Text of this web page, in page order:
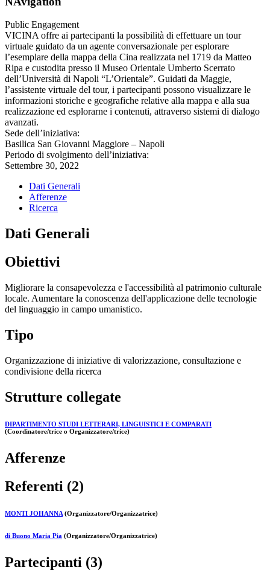
Public Engagement
VICINA offre ai partecipanti la possibilità di effettuare un tour
virtuale guidato da un agente conversazionale per esplorare
l’esemplare della mappa della Cina realizzata nel 1719 da Matteo
Ripa e custodita presso il Museo Orientale Umberto Scerrato
dell’Università di Napoli “L’Orientale”. Guidati da Maggie,
l’assistente virtuale del tour, i partecipanti possono visualizzare le
informazioni storiche e geografiche relative alla mappa e alla sua
realizzazione ed esplorarne i contenuti, attraverso sistemi di dialogo
avanzati.
Sede dell’iniziativa:
Basilica San Giovanni Maggiore – Napoli
Periodo di svolgimento dell’iniziativa:
Settembre 30, 2022
Dati Generali
Afferenze
Ricerca
Dati Generali
Obiettivi
Migliorare la consapevolezza e l'accessibilità al patrimonio culturale
locale. Aumentare la conoscenza dell'applicazione delle tecnologie
del linguaggio in campo umanistico.
Tipo
Organizzazione di iniziative di valorizzazione, consultazione e
condivisione della ricerca
Strutture collegate
DIPARTIMENTO STUDI LETTERARI, LINGUISTICI E COMPARATI
(Coordinatore/trice o Organizzatore/trice)
Afferenze
Referenti (2)
MONTI JOHANNA (Organizzatore/Organizzatrice)
di Buono Maria Pia (Organizzatore/Organizzatrice)
Partecipanti (3)